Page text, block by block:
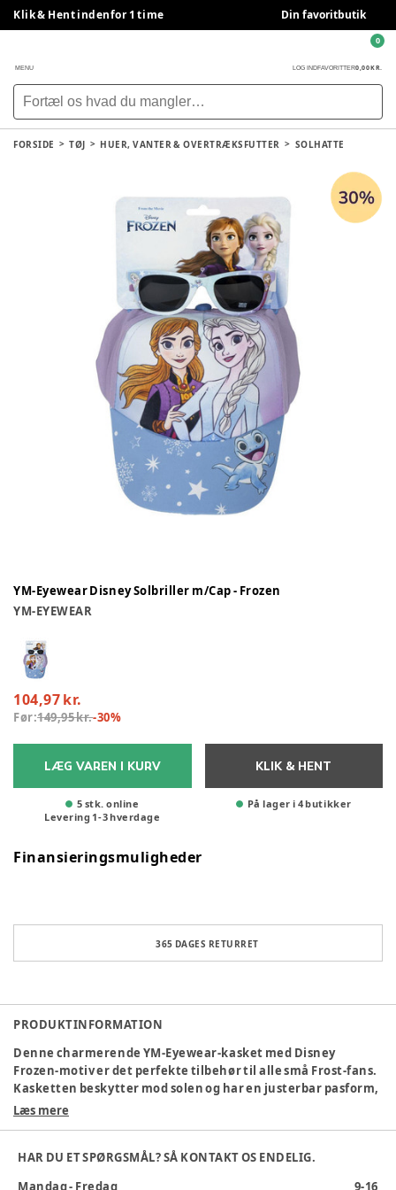
Klik & Hent indenfor 1 time Din favoritbutik
MENU LOG INDFAVORITTER0,00 KR.
0
FORSIDE TØJ HUER, VANTER & OVERTRÆKSFUTTER SOLHATTE
YM-Eyewear Disney Solbriller m/Cap - Frozen
YM-EYEWEAR
104,97 kr.
Før:149,95 kr.-30%
LÆG VAREN I KURV
5 stk. online
Levering 1-3hverdage
KLIK & HENT
På lager i 4 butikker
Finansieringsmuligheder
365 DAGES RETURRET
PRODUKTINFORMATION
Denne charmerende YM-Eyewear-kasket med Disney
Frozen-motiv er det perfekte tilbehør til alle små Frost-fans.
Kasketten beskytter mod solen og har en justerbar pasform,
der gør den behagelig at have på hele dagen. Med de
et motiv, der matcher kasketten og giver ekstra glæde under
Læs mere
HAR DU ET SPØRGSMÅL? SÅ KONTAKT OS ENDELIG.
Mandag - Fredag
9-16